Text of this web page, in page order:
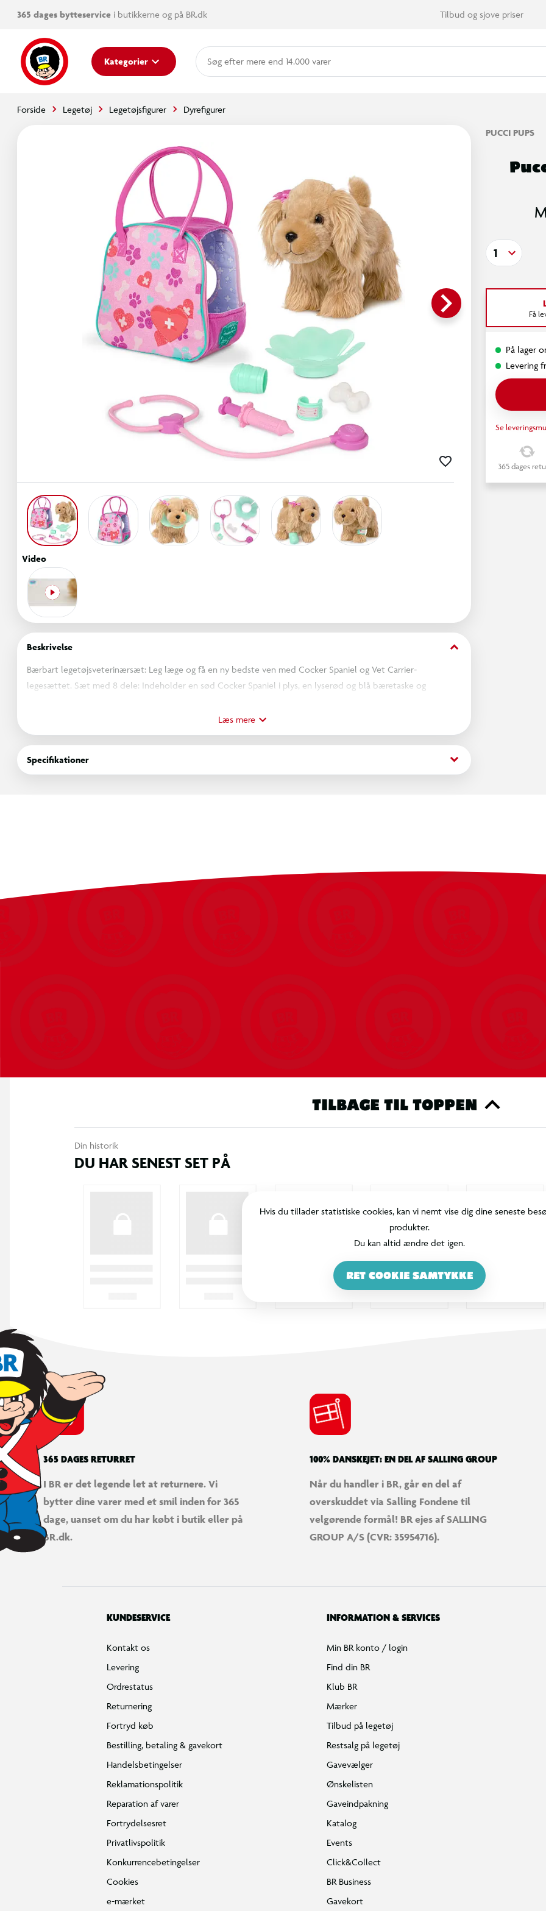
365 dages bytteservice i butikkerne og på BR.dk Tilbud og sjove priser
Kategorier mere end 14.000 varer
Forside Legetøj Legetøjsfigurer Dyrefigurer
keyboard_arrow_right
Video
Beskrivelse keyboard_arrow_down
Bærbart legetøjsveterinærsæt: Leg læge og få en ny bedste ven med Cocker Spaniel og Vet Carrier-
legesættet. Sæt med 8 dele: Indeholder en sød Cocker Spaniel i plys, en lyserød og blå bæretaske og
genopretningskegle og meget mere. Leg dyrlæge: Giv cocker spanielen et grundigt tjek med stetoskopet og
legetøjssprøjten! Praktisk pung: Læg cockerspanielen i den praktiske taske ved hjælp af den nemme lynlås.
Læs mere
Specifikationer keyboard_arrow_down
PUCCI PUPS
1
Få
På lager
Levering
Se
365 dages
TILBAGE TIL TOPPEN
Din historik
DU HAR SENEST SET PÅ
Hvis du tillader statistiske cookies, kan vi nemt vise dig dine seneste
produkter.
Du kan altid ændre det igen.
RET COOKIE SAMTYKKE
365 DAGES RETURRET
I BR er det legende let at returnere. Vi
bytter dine varer med et smil inden for 365
dage, uanset om du har købt i butik eller på
BR.dk.
100% DANSKEJET: EN DEL AF SALLING GROUP
Når du handler i BR, går en del af
overskuddet via Salling Fondene til
velgørende formål! BR ejes af SALLING
GROUP A/S (CVR: 35954716).
KUNDESERVICE
Kontakt os
Levering
Ordrestatus
Returnering
Fortryd køb
Bestilling, betaling & gavekort
Handelsbetingelser
Reklamationspolitik
Reparation af varer
Fortrydelsesret
Privatlivspolitik
Konkurrencebetingelser
Cookies
e-mærket
INFORMATION & SERVICES
Min BR konto / login
Find din BR
Klub BR
Mærker
Tilbud på legetøj
Restsalg på legetøj
Gavevælger
Ønskelisten
Gaveindpakning
Katalog
Events
Click&Collect
BR Business
Gavekort